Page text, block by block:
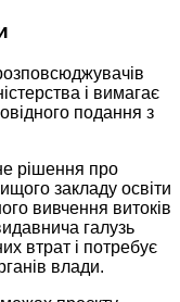
і вимагає
подання з
рішення про
закладу освіти
вивчення витоків
галузь
втрат і потребує
влади.